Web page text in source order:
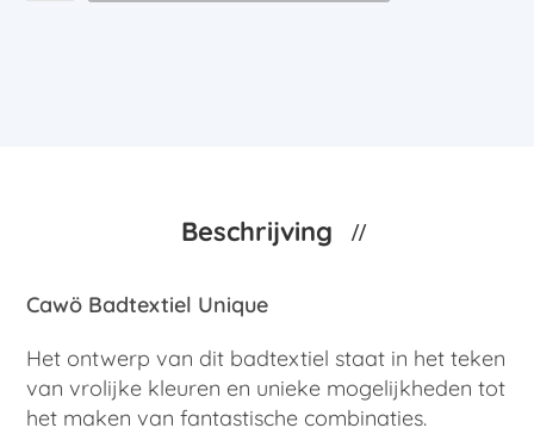
Beschrijving
Cawö Badtextiel Unique
Het ontwerp van dit badtextiel staat in het teken
van vrolijke kleuren en unieke mogelijkheden tot
het maken van fantastische combinaties.